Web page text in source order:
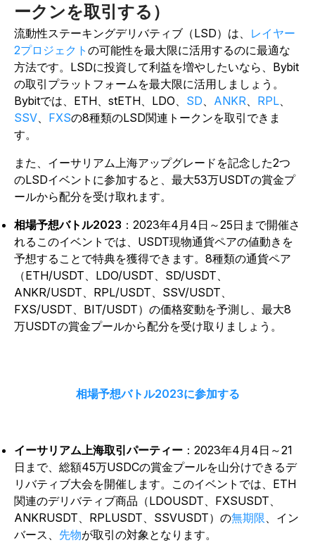
ークンを取引する）
流動性ステーキングデリバティブ（LSD）は、 レイヤー
2プロジェクト の可能性を最大限に活用するのに最適な
方法です。LSDに投資して利益を増やしたいなら、Bybit
の取引プラットフォームを最大限に活用しましょう。
Bybitでは、ETH、stETH、LDO、 SD ANKR RPL
SSV
FXSの8種類のLSD関連トークンを取引できま
す。
また、イーサリアム上海アップグレードを記念した2つ
のLSDイベントに参加すると、最大53万USDTの賞金プ
ールから配分を受け取れます。
相場予想バトル2023 ：2023年4月4日～25日まで開催さ
れるこのイベントでは、USDT現物通貨ペアの値動きを
予想することで特典を獲得できます。8種類の通貨ペア
（ETH/USDT、LDO/USDT、SD/USDT、
ANKR/USDT、RPL/USDT、SSV/USDT、
FXS/USDT、BIT/USDT）の価格変動を予測し、最大8
万USDTの賞金プールから配分を受け取りましょう。
相場予想バトル2023に参加する
イーサリアム上海取引パーティー ：2023年4月4日～21
日まで、総額45万USDCの賞金プールを山分けできるデ
リバティブ大会を開催します。このイベントでは、ETH
関連のデリバティブ商品（LDOUSDT、FXSUSDT、
ANKRUSDT、RPLUSDT、SSVUSDT）の無期限 、イン
バース、 先物が取引の対象となります。